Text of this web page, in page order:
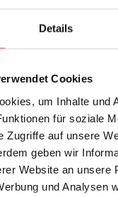
Details
Cookies
um Inhalte und
für soziale
Zugriffe auf unsere
geben wir
Website an unsere
und Analysen
mit einer modernen,
Farbgebung. Feine
besonders ruhig
passt
minimalistischen
Materialien wie Holz,
mit zeitloser